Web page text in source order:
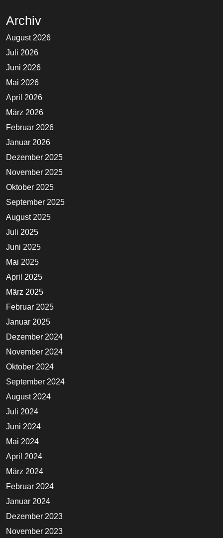
Archiv
August 2026
Juli 2026
Juni 2026
Mai 2026
April 2026
März 2026
Februar 2026
Januar 2026
Dezember 2025
November 2025
Oktober 2025
September 2025
August 2025
Juli 2025
Juni 2025
Mai 2025
April 2025
März 2025
Februar 2025
Januar 2025
Dezember 2024
November 2024
Oktober 2024
September 2024
August 2024
Juli 2024
Juni 2024
Mai 2024
April 2024
März 2024
Februar 2024
Januar 2024
Dezember 2023
November 2023